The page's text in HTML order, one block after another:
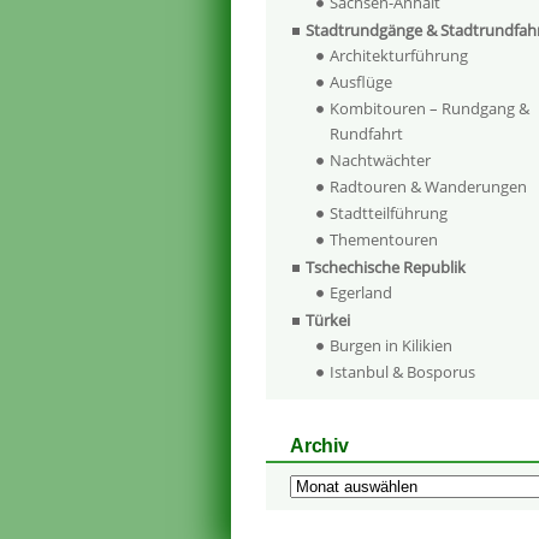
Stadtrundgänge &
Architekturführung
Ausflüge
Kombitouren – Rundgang &
Rundfahrt
Nachtwächter
Radtouren & Wanderungen
Stadtteilführung
Thementouren
Tschechische Republik
Egerland
Türkei
Burgen in Kilikien
Istanbul & Bosporus
Archiv
Archiv